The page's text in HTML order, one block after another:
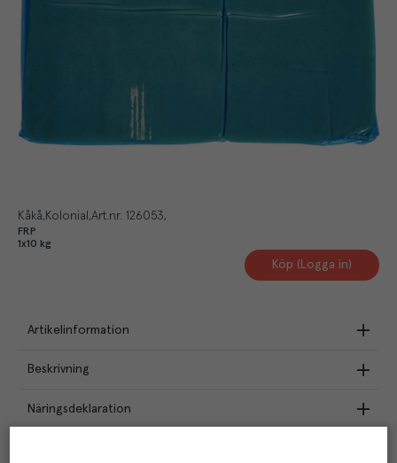
Kåkå Kolonial Art.nr. 126053
FRP
1x10 kg
Köp (Logga in)
Artikelinformation
Beskrivning
Näringsdeklaration